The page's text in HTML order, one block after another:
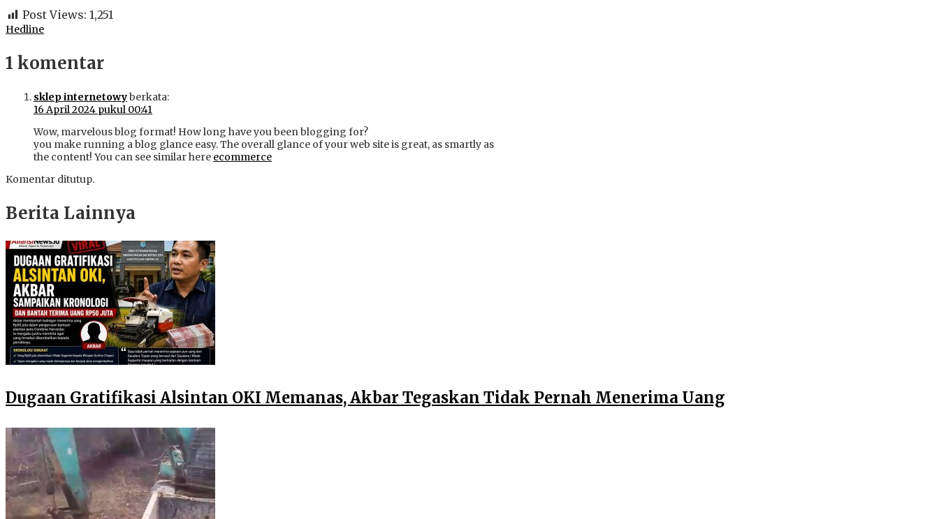
Post Views: 1,251
Hedline
1 komentar
sklep internetowyberkata:
16 April 2024 pukul 00:41
Wow, marvelous blog format! How long have you been blogging for?
you make running a blog glance easy. The overall glance of your web site is great, as smartly as
the content! You can see similar here ecommerce
Komentar ditutup.
Berita Lainnya
Dugaan Gratifikasi Alsintan OKI Memanas, Akbar Tegaskan Tidak Pernah Menerima Uang